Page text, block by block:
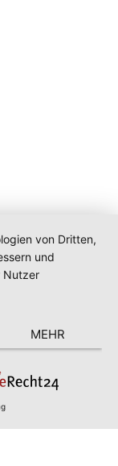
von Dritten,
und
Nutzer
MEHR